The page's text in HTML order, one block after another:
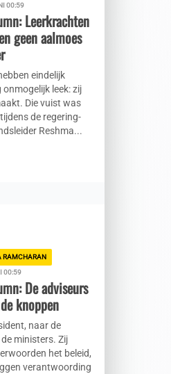
00:59
Leerkrachten
geen aalmoes
eindelijk
leek: zij
Die vuist was
de regering-
Reshma...
RAMCHARAN
00:59
De adviseurs
knoppen
naar de
ministers. Zij
het beleid,
verantwoording